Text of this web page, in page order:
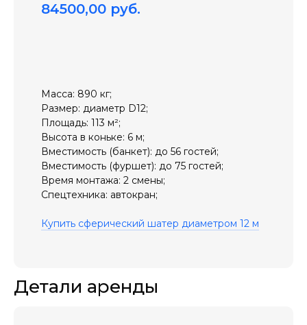
84500,00 руб.
Масса: 890 кг;
Размер: диаметр D12;
Площадь: 113 м²;
Высота в коньке: 6 м;
Вместимость (банкет): до 56 гостей;
Вместимость (фуршет): до 75 гостей;
Время монтажа: 2 смены;
Спецтехника: автокран;
Купить сферический шатер диаметром 12 м